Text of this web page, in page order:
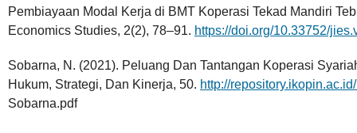
Pembiayaan Modal Kerja di BMT Koperasi Tekad Mandiri
Economics Studies, 2(2), 78–91. https://doi.org/10.33752/
Sobarna, N. (2021). Peluang Dan Tantangan Koperasi
Hukum, Strategi, Dan Kinerja, 50. http://
Sobarna.pdf